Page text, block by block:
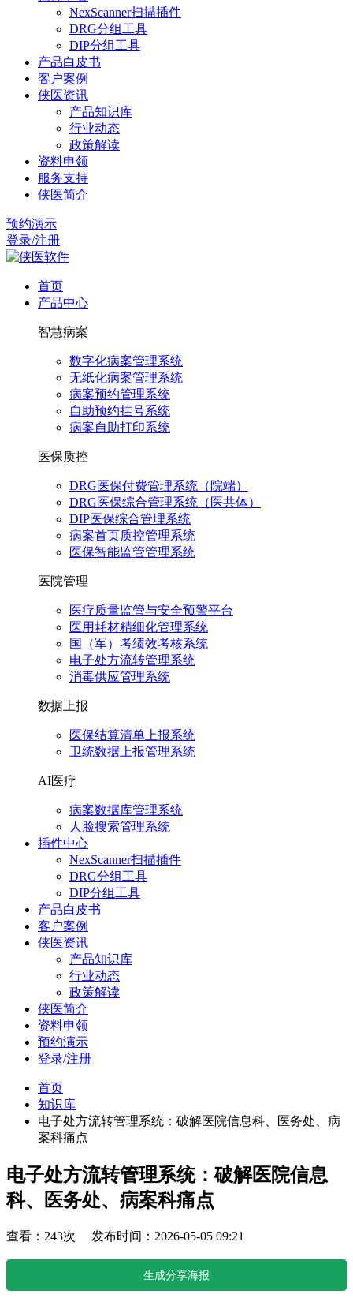
NexScanner扫描插件
DRG分组工具
DIP分组工具
产品白皮书
客户案例
侠医资讯
产品知识库
行业动态
政策解读
资料申领
服务支持
侠医简介
预约演示
登录/注册
首页
产品中心
智慧病案
数字化病案管理系统
无纸化病案管理系统
病案预约管理系统
自助预约挂号系统
病案自助打印系统
医保质控
DRG医保付费管理系统（院端）
DRG医保综合管理系统（医共体）
DIP医保综合管理系统
病案首页质控管理系统
医保智能监管管理系统
医院管理
医疗质量监管与安全预警平台
医用耗材精细化管理系统
国（军）考绩效考核系统
电子处方流转管理系统
消毒供应管理系统
数据上报
医保结算清单上报系统
卫统数据上报管理系统
AI医疗
病案数据库管理系统
人脸搜索管理系统
插件中心
NexScanner扫描插件
DRG分组工具
DIP分组工具
产品白皮书
客户案例
侠医资讯
产品知识库
行业动态
政策解读
侠医简介
资料申领
预约演示
登录/注册
首页
知识库
电子处方流转管理系统：破解医院信息科、医务处、病
案科痛点
电子处方流转管理系统：破解医院信息
科、医务处、病案科痛点
查看：243次 发布时间：2026-05-05 09:21
生成分享海报